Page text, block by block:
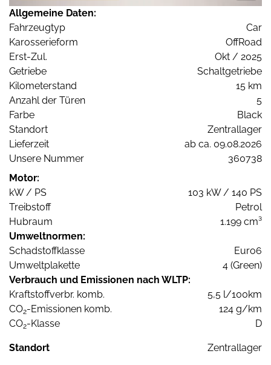
Allgemeine Daten:
Fahrzeugtyp
Car
Karosserieform
OffRoad
Erst-Zul.
Okt / 2025
Getriebe
Schaltgetriebe
Kilometerstand
15 km
Anzahl der Türen
5
Farbe
Black
Standort
Zentrallager
Lieferzeit
ab ca. 09.08.2026
Unsere Nummer
360738
Motor:
kW / PS
103 kW / 140 PS
Treibstoff
Petrol
Hubraum
1.199 cm³
Umweltnormen:
Schadstoffklasse
Euro6
Umweltplakette
4 (Green)
Verbrauch und Emissionen nach WLTP:
Kraftstoffverbr. komb.
5,5 l/100km
CO2-Emissionen komb.
124 g/km
CO2-Klasse D
Standort Zentrallager